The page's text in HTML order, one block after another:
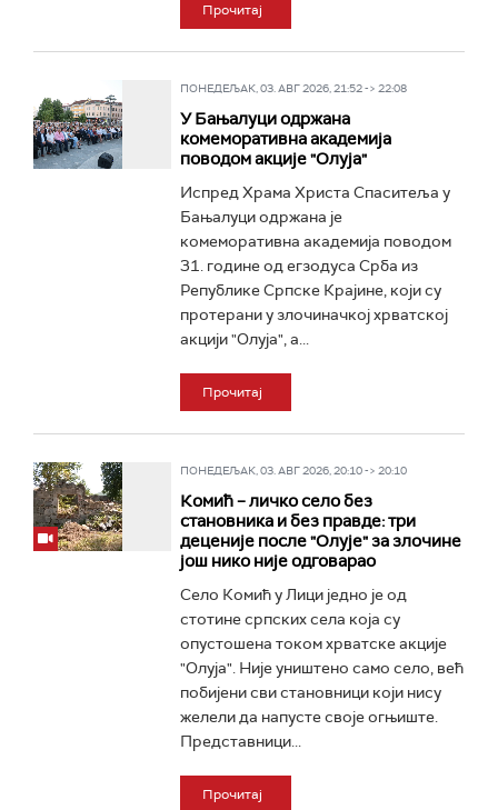
Прочитај
ПОНЕДЕЉАК, 03. АВГ 2026, 21:52 -> 22:08
У Бањалуци одржана
комеморативна академија
поводом акције "Олуја"
Испред Храма Христа Спаситеља у
Бањалуци одржана је
комеморативна академија поводом
31. године од егзодуса Срба из
Републике Српске Крајине, који су
протерани у злочиначкој хрватској
акцији "Олуја", а...
Прочитај
ПОНЕДЕЉАК, 03. АВГ 2026, 20:10 -> 20:10
Комић – личко село без
становника и без правде: три
деценије после "Олује" за злочинe
још нико није одговарао
Село Комић у Лици једно је од
стотине српских села која су
опустошена током хрватске акције
"Олуја". Није уништено само село, већ
побијени сви становници који нису
желели да напусте своје огњиште.
Представници...
Прочитај